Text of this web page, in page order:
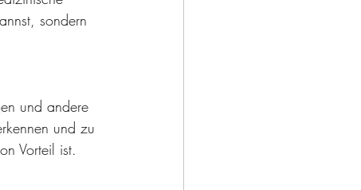
sondern
und andere
und zu
Vorteil ist.